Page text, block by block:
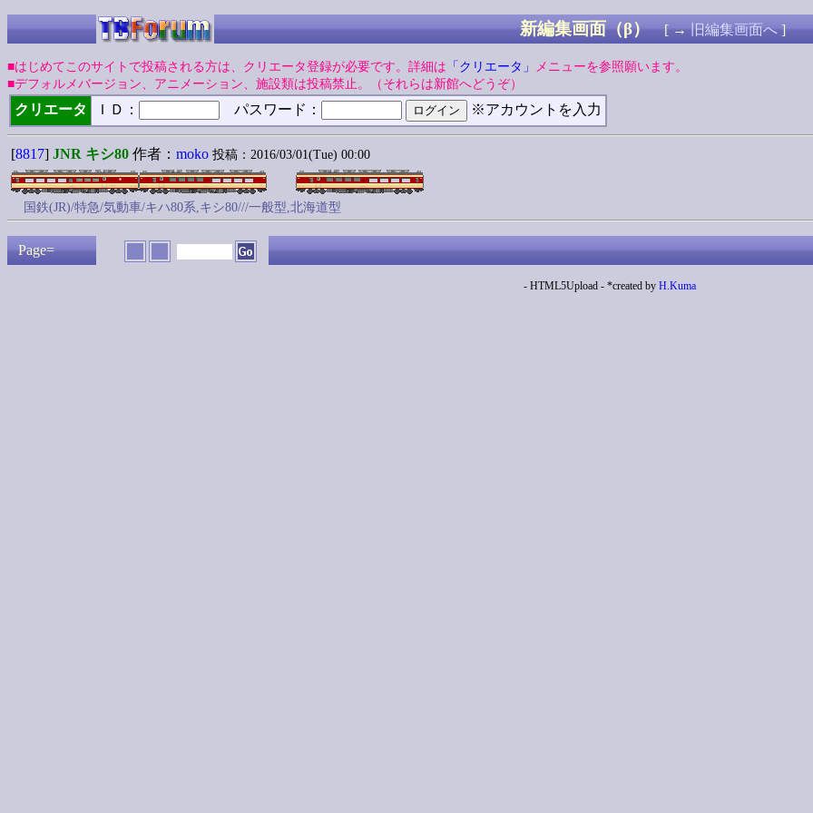
新編集画面（β） [ →旧編集画面へ]
■はじめてこのサイトで投稿される方は、クリエータ登録が必要です。詳細は 「クリエータ」
メニューを参照願います。
■デフォルメバージョン、アニメーション、施設類は投稿禁止。（それらは新館へどうぞ）
クリエータ ＩＤ： パスワード： ※アカウントを入力
[8817] JNR キシ80 作者： moko 投稿：2016/03/01(Tue) 00:00
国鉄(JR)/特急/気動車/キハ80系,キシ80///一般型,北海道型
Page=
- HTML5Upload - *created by H.Kuma